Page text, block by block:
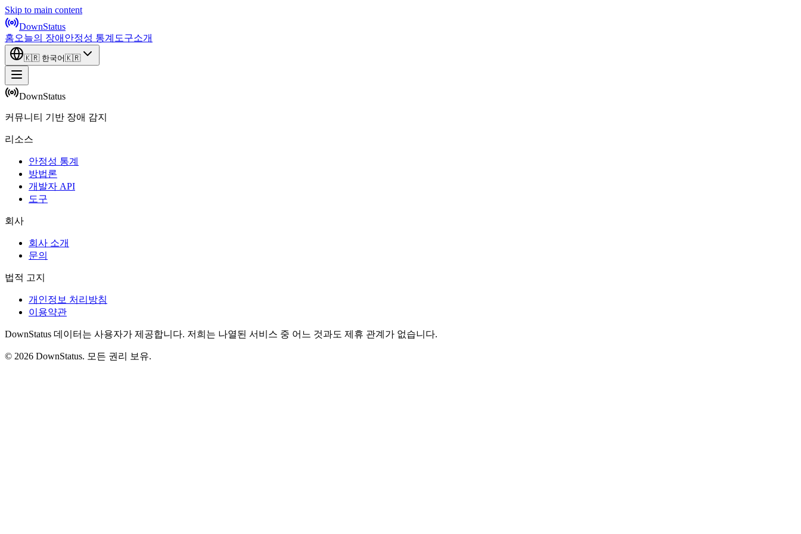
Skip to main content
DownStatus
홈오늘의 장애 안정성 통계 도구소개
🇰🇷 한국어🇰🇷
DownStatus
커뮤니티 기반 장애 감지
리소스
안정성 통계
방법론
개발자 API
도구
회사
회사 소개
문의
법적 고지
개인정보 처리방침
이용약관
DownStatus 데이터는 사용자가 제공합니다. 저희는 나열된 서비스 중 어느 것과도 제휴 관계가 없습니다.
© 2026 DownStatus. 모든 권리 보유.